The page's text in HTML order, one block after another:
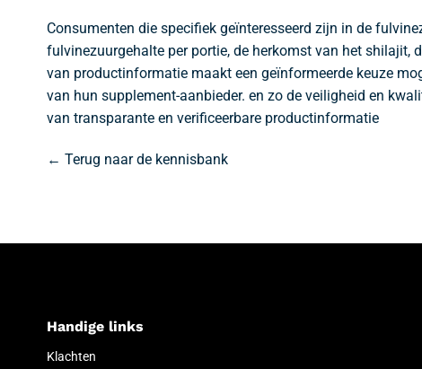
Consumenten die specifiek geïnteresseerd zijn in de
fulvinezuurgehalte per portie, de herkomst van het shilajit,
van productinformatie maakt een geïnformeerde keuze
van hun supplement-aanbieder. en zo de veiligheid en
van transparante en verificeerbare productinformatie
← Terug naar de kennisbank
Handige links
Klachten